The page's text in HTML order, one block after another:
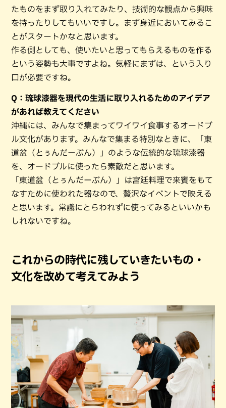
たものをまず取り入れてみたり、技術的な観点から興味
を持ったりしてもいいですし。まず身近においてみるこ
とがスタートかなと思います。
作る側としても、使いたいと思ってもらえるものを作る
という姿勢も大事ですよね。気軽にまずは、という入り
口が必要ですね。
Q：琉球漆器を現代の生活に取り入れるためのアイデア
があれば教えてください
沖縄には、みんなで集まってワイワイ食事するオードブ
ル文化があります。みんなで集まる特別なときに、「東
道盆（とぅんだーぶん）」のような伝統的な琉球漆器
を、オードブルに使ったら素敵だと思います。
「東道盆（とぅんだーぶん）」は宮廷料理で来賓をもて
なすために使われた器なので、贅沢なイベントで映える
と思います。常識にとらわれずに使ってみるといいかも
しれないですね。
これからの時代に残していきたいもの・
文化を改めて考えてみよう